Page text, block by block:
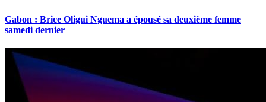
Gabon : Brice Oligui Nguema a épousé sa deuxième femme
samedi dernier